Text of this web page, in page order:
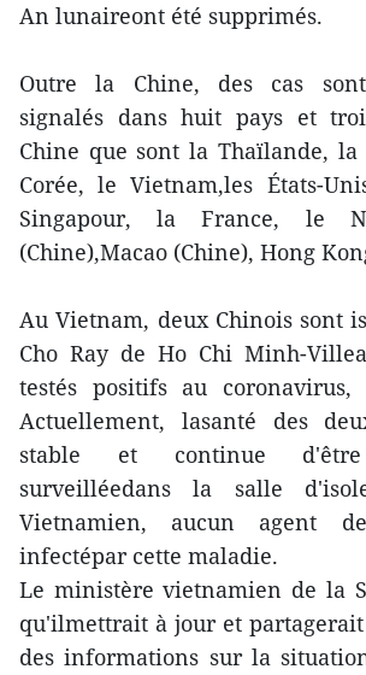
An lunaireont été supprimés.
Outre la Chine, des cas
signalés dans huit pays et
Chine que sont la Thaïlande, la
Corée, le Vietnam,les États-
Singapour, la France, le
(Chine),Macao (Chine), Hong
Au Vietnam, deux Chinois sont
Cho Ray de Ho Chi Minh-
testés positifs au
Actuellement, lasanté des
stable et continue d'être
surveilléedans la salle
Vietnamien, aucun agent
infectépar cette maladie.
Le ministère vietnamien de la
qu'ilmettrait à jour et
des informations sur la